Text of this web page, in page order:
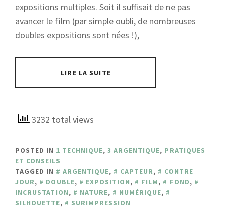
expositions multiples. Soit il suffisait de ne pas
avancer le film (par simple oubli, de nombreuses
doubles expositions sont nées !),
LIRE LA SUITE
3232 total views
POSTED IN 1 TECHNIQUE, 3 ARGENTIQUE, PRATIQUES
ET CONSEILS
TAGGED IN
ARGENTIQUE, CAPTEUR,
CONTRE
JOUR, DOUBLE, EXPOSITION, FILM, FOND,
INCRUSTATION, NATURE, NUMÉRIQUE,
SILHOUETTE, SURIMPRESSION